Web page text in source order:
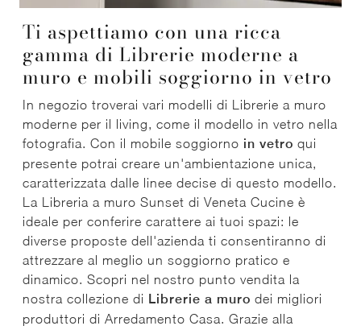
Ti aspettiamo con una ricca
gamma di Librerie moderne a
muro e mobili soggiorno in vetro
In negozio troverai vari modelli di Librerie a muro
moderne per il living, come il modello in vetro nella
fotografia. Con il mobile soggiorno in vetro qui
presente potrai creare un'ambientazione unica,
caratterizzata dalle linee decise di questo modello.
La Libreria a muro Sunset di Veneta Cucine è
ideale per conferire carattere ai tuoi spazi: le
diverse proposte dell'azienda ti consentiranno di
attrezzare al meglio un soggiorno pratico e
dinamico. Scopri nel nostro punto vendita la
nostra collezione di Librerie a muro dei migliori
produttori di Arredamento Casa. Grazie alla